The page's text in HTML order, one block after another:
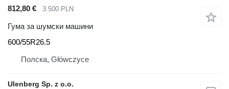
812,80 €
3.500 PLN
Гума за шумски машини
600/55R26.5
Полска, Główczyce
Ulenberg Sp. z o.o.